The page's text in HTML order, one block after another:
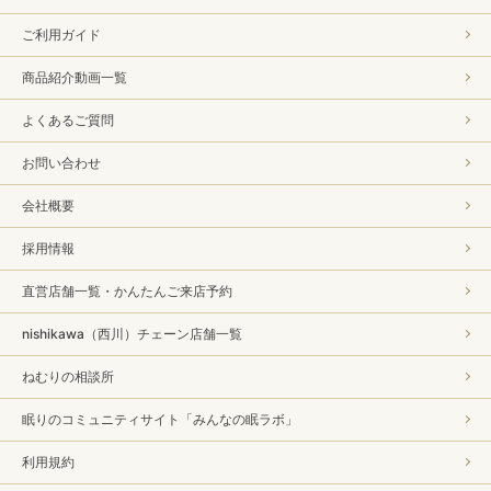
ご利用ガイド
商品紹介動画一覧
よくあるご質問
お問い合わせ
会社概要
採用情報
直営店舗一覧・かんたんご来店予約
nishikawa（西川）チェーン店舗一覧
ねむりの相談所
眠りのコミュニティサイト「みんなの眠ラボ」
利用規約